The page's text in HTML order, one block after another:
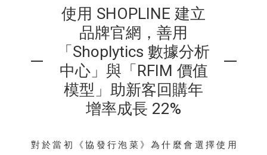
使用 SHOPLINE 建立
品牌官網，善用
「Shoplytics 數據分析
中心」與「RFIM 價值
模型」助新客回購年
增率成長 22%
對於當初《協發行泡菜》為什麼會選擇使用